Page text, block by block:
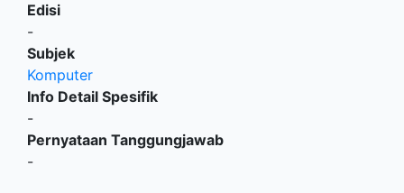
Edisi
-
Subjek
Komputer
Info Detail Spesifik
-
Pernyataan Tanggungjawab
-